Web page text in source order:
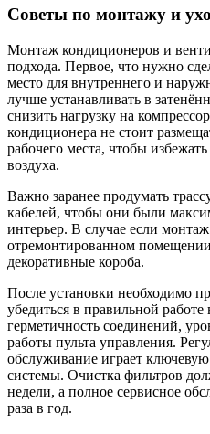
Советы по монтажу и
Монтаж кондиционеров и
подхода. Первое, что нужно
место для внутреннего и
лучше устанавливать в
снизить нагрузку на
кондиционера не стоит
рабочего места, чтобы
воздуха.
Важно заранее продумать
кабелей, чтобы они были
интерьер. В случае если
отремонтированном
декоративные короба.
После установки необходимо
убедиться в правильной
герметичность соединений,
работы пульта управления.
обслуживание играет
системы. Очистка фильтров
недели, а полное сервисное
раза в год.